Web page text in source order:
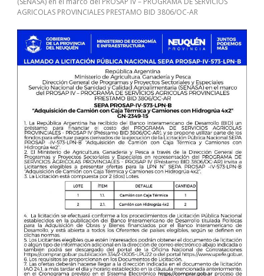
AGRICOLAS PROVINCIALES PRESTAMO BID 3806/OC-AR